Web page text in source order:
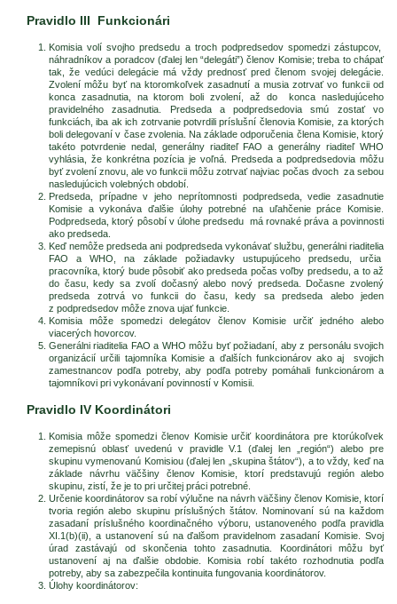
Pravidlo III Funkcionári
Komisia volí svojho predsedu a troch podpredsedov spomedzi zástupcov,
náhradníkov a poradcov (ďalej len “delegáti”) členov Komisie; treba to chápať
tak, že vedúci delegácie má vždy prednosť pred členom svojej delegácie.
Zvolení môžu byť na ktoromkoľvek zasadnutí a musia zotrvať vo funkcii od
konca zasadnutia, na ktorom boli zvolení, až do konca nasledujúceho
pravidelného zasadnutia. Predseda a podpredsedovia smú zostať vo
funkciách, iba ak ich zotrvanie potvrdili príslušní členovia Komisie, za ktorých
boli delegovaní v čase zvolenia. Na základe odporučenia člena Komisie, ktorý
takéto potvrdenie nedal, generálny riaditeľ FAO a generálny riaditeľ WHO
vyhlásia, že konkrétna pozícia je voľná. Predseda a podpredsedovia môžu
byť zvolení znovu, ale vo funkcii môžu zotrvať najviac počas dvoch za sebou
nasledujúcich volebných období.
Predseda, prípadne v jeho neprítomnosti podpredseda, vedie zasadnutie
Komisie a vykonáva ďalšie úlohy potrebné na uľahčenie práce Komisie.
Podpredseda, ktorý pôsobí v úlohe predsedu má rovnaké práva a povinnosti
ako predseda.
Keď nemôže predseda ani podpredseda vykonávať službu, generálni riaditelia
FAO a WHO, na základe požiadavky ustupujúceho predsedu, určia
pracovníka, ktorý bude pôsobiť ako predseda počas voľby predsedu, a to až
do času, kedy sa zvolí dočasný alebo nový predseda. Dočasne zvolený
predseda zotrvá vo funkcii do času, kedy sa predseda alebo jeden
z podpredsedov môže znova ujať funkcie.
Komisia môže spomedzi delegátov členov Komisie určiť jedného alebo
viacerých hovorcov.
Generálni riaditelia FAO a WHO môžu byť požiadaní, aby z personálu svojich
organizácií určili tajomníka Komisie a ďalších funkcionárov ako aj svojich
zamestnancov podľa potreby, aby podľa potreby pomáhali funkcionárom a
tajomníkovi pri vykonávaní povinností v Komisii.
Pravidlo IV Koordinátori
Komisia môže spomedzi členov Komisie určiť koordinátora pre ktorúkoľvek
zemepisnú oblasť uvedenú v pravidle V.1 (ďalej len „región“) alebo pre
skupinu vymenovanú Komisiou (ďalej len „skupina štátov“), a to vždy, keď na
základe návrhu väčšiny členov Komisie, ktorí predstavujú región alebo
skupinu, zistí, že je to pri určitej práci potrebné.
Určenie koordinátorov sa robí výlučne na návrh väčšiny členov Komisie, ktorí
tvoria región alebo skupinu príslušných štátov. Nominovaní sú na každom
zasadaní príslušného koordinačného výboru, ustanoveného podľa pravidla
XI.1(b)(ii), a ustanovení sú na ďalšom pravidelnom zasadaní Komisie. Svoj
úrad zastávajú od skončenia tohto zasadnutia. Koordinátori môžu byť
ustanovení aj na ďalšie obdobie. Komisia robí takéto rozhodnutia podľa
potreby, aby sa zabezpečila kontinuita fungovania koordinátorov.
Úlohy koordinátorov: